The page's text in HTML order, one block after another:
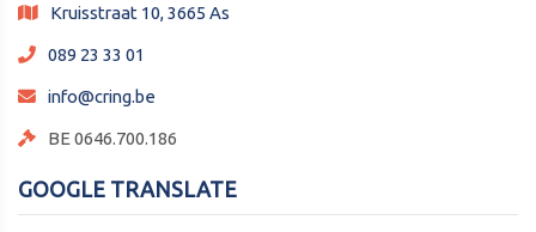
Kruisstraat 10, 3665 As
089 23 33 01
info@cring.be
BE 0646.700.186
GOOGLE TRANSLATE